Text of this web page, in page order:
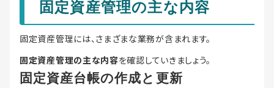
固定資産管理の主な内容
固定資産管理には、さまざまな業務が含まれます。
固定資産管理の主な内容を確認していきましょう。
固定資産台帳の作成と更新